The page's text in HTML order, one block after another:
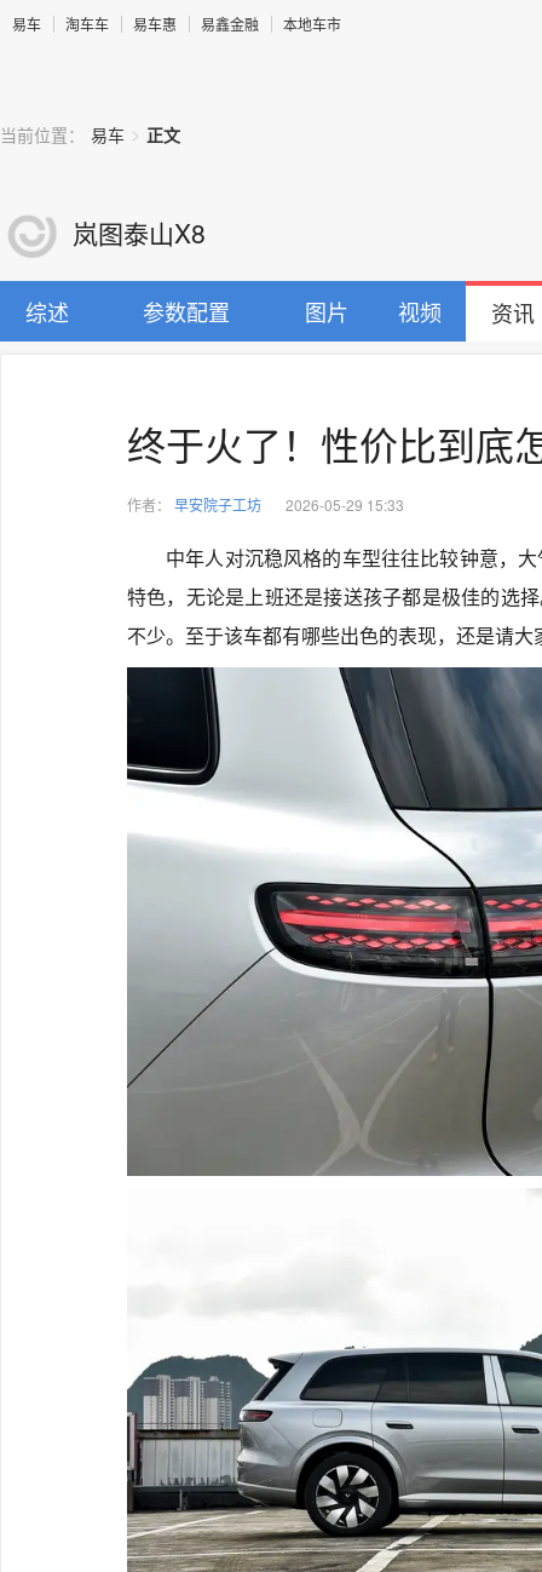
易车 淘车车 易车惠 易鑫金融 本地车市
当前位置： 易车 > 正文
岚图泰山X8
综述 参数配置 图片 视频 资讯
终于火了！性价比到底
作者： 早安院子工坊 2026-05-29 15:33
中年人对沉稳风格的车型往往比较钟意，
特色，无论是上班还是接送孩子都是极佳的选
不少。至于该车都有哪些出色的表现，还是请